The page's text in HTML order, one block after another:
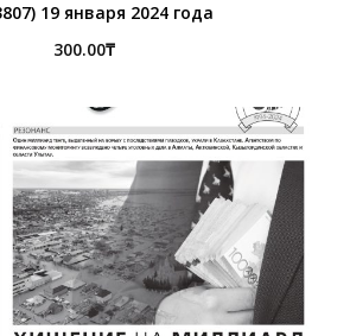
19 января 2024 года
300.00₸